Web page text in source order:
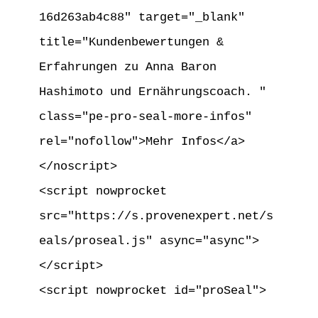
16d263ab4c88" target="_blank"
title="Kundenbewertungen &
Erfahrungen zu Anna Baron
Hashimoto und Ernährungscoach. "
class="pe-pro-seal-more-infos"
rel="nofollow">Mehr Infos</a>
</noscript>
<script nowprocket
src="https://s.provenexpert.net/s
eals/proseal.js" async="async">
</script>
<script nowprocket id="proSeal">